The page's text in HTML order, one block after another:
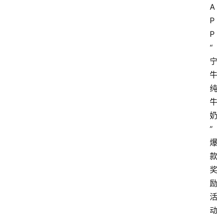
A
P
P
“
宁
牛
纯
牛
奶
”
爆
款
奖
励
活
动